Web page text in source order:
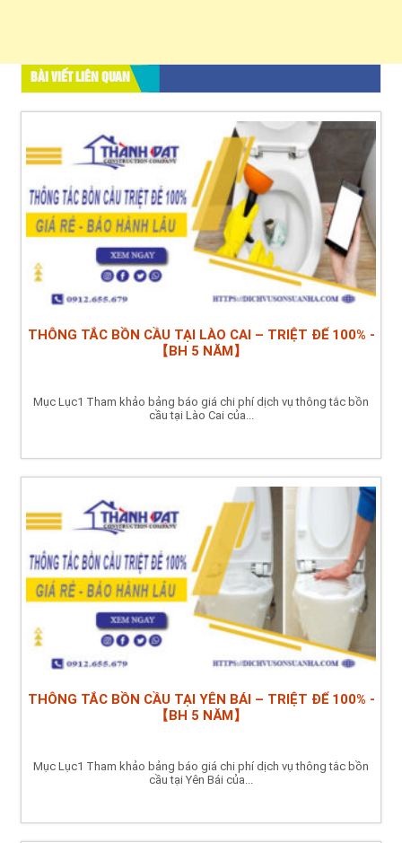
BÀI VIẾT LIÊN QUAN
THÔNG TẮC BỒN CẦU TẠI LÀO CAI – TRIỆT ĐỂ 100% -
【BH 5 NĂM】
Mục Lục1 Tham khảo bảng báo giá chi phí dịch vụ thông tắc bồn
cầu tại Lào Cai của...
THÔNG TẮC BỒN CẦU TẠI YÊN BÁI – TRIỆT ĐỂ 100% -
【BH 5 NĂM】
Mục Lục1 Tham khảo bảng báo giá chi phí dịch vụ thông tắc bồn
cầu tại Yên Bái của...